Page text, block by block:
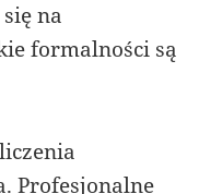
na
formalności są
Profesjonalne